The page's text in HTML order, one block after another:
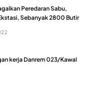
Peredaran Sabu,
Sebanyak 2800 Butir
kerja Danrem 023/Kawal